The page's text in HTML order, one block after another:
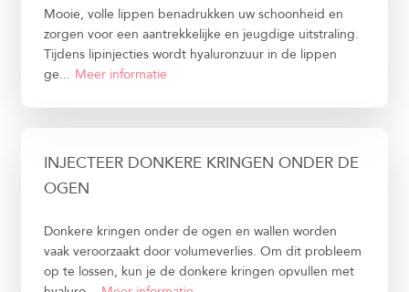
Mooie, volle lippen benadrukken uw schoonheid en
zorgen voor een aantrekkelijke en jeugdige uitstraling.
Tijdens lipinjecties wordt hyaluronzuur in de lippen
ge... Meer informatie
INJECTEER DONKERE KRINGEN ONDER DE
OGEN
Donkere kringen onder de ogen en wallen worden
vaak veroorzaakt door volumeverlies. Om dit probleem
op te lossen, kun je de donkere kringen opvullen met